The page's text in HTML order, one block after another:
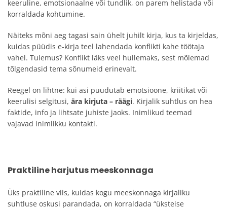
keeruline, emotsionaalne või tundlik, on parem helistada või
korraldada kohtumine.
Näiteks mõni aeg tagasi sain ühelt juhilt kirja, kus ta kirjeldas,
kuidas püüdis e-kirja teel lahendada konflikti kahe töötaja
vahel. Tulemus? Konflikt läks veel hullemaks, sest mõlemad
tõlgendasid tema sõnumeid erinevalt.
Reegel on lihtne: kui asi puudutab emotsioone, kriitikat või
keerulisi selgitusi, ära kirjuta – räägi. Kirjalik suhtlus on hea
faktide, info ja lihtsate juhiste jaoks. Inimlikud teemad
vajavad inimlikku kontakti.
Praktiline harjutus meeskonnaga
Üks praktiline viis, kuidas kogu meeskonnaga kirjaliku
suhtluse oskusi parandada, on korraldada “üksteise